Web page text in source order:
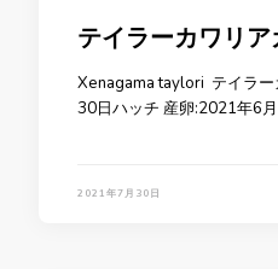
テイラーカワリア
Xenagama taylori テイラ
30日ハッチ 産卵:2021年6
2021年7月30日